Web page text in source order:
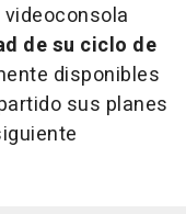
de su ciclo de
disponibles
sus planes